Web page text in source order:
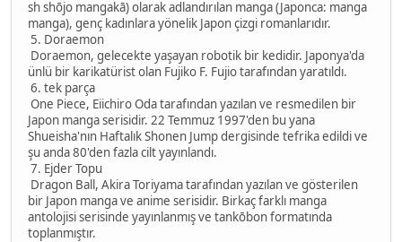
sh shōjo mangakā) olarak adlandırılan manga (Japonca: manga
manga), genç kadınlara yönelik Japon çizgi romanlarıdır.
5. Doraemon
Doraemon, gelecekte yaşayan robotik bir kedidir. Japonya'da
ünlü bir karikatürist olan Fujiko F. Fujio tarafından yaratıldı.
6. tek parça
One Piece, Eiichiro Oda tarafından yazılan ve resmedilen bir
Japon manga serisidir. 22 Temmuz 1997'den bu yana
Shueisha'nın Haftalık Shonen Jump dergisinde tefrika edildi ve
şu anda 80'den fazla cilt yayınlandı.
7. Ejder Topu
Dragon Ball, Akira Toriyama tarafından yazılan ve gösterilen
bir Japon manga ve anime serisidir. Birkaç farklı manga
antolojisi serisinde yayınlanmış ve tankōbon formatında
toplanmıştır.